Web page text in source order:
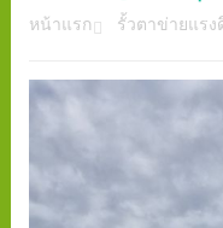
หน้าแรก รั้วตาข่ายแรง